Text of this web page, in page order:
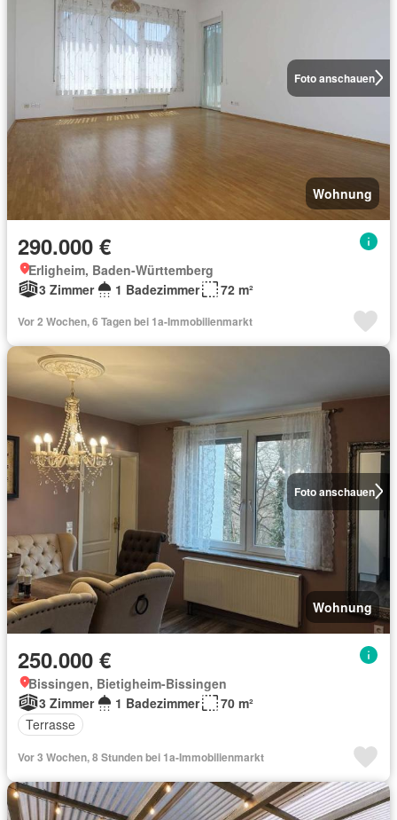
Foto anschauen
Wohnung
290.000 €
Erligheim, Baden-Württemberg
3 Zimmer
1 Badezimmer 72 m²
Vor 2 Wochen, 6 Tagen bei 1a-Immobilienmarkt
Foto anschauen
Wohnung
250.000 €
Bissingen, Bietigheim-Bissingen
3 Zimmer
1 Badezimmer
70 m²
Terrasse
Vor 3 Wochen, 8 Stunden bei 1a-Immobilienmarkt